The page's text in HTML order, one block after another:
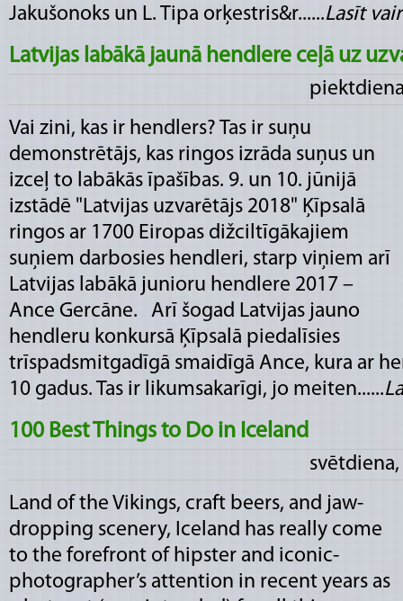
Jakušonoks un L. Tipa orķestris&r......Lasīt
Latvijas labākā jaunā hendlere ceļā uz
Vai zini, kas ir hendlers? Tas ir suņu
demonstrētājs, kas ringos izrāda suņus un
izceļ to labākās īpašības. 9. un 10. jūnijā
izstādē "Latvijas uzvarētājs 2018" Ķīpsalā
ringos ar 1700 Eiropas dižciltīgākajiem
suņiem darbosies hendleri, starp viņiem arī
Latvijas labākā junioru hendlere 2017 –
Ance Gercāne. Arī šogad Latvijas jauno
hendleru konkursā Ķīpsalā piedalīsies
trīspadsmitgadīgā smaidīgā Ance, kura ar
10 gadus. Tas ir likumsakarīgi, jo meiten......
100 Best Things to Do in Iceland
Land of the Vikings, craft beers, and jaw-
dropping scenery, Iceland has really come
to the forefront of hipster and iconic-
photographer’s attention in recent years as